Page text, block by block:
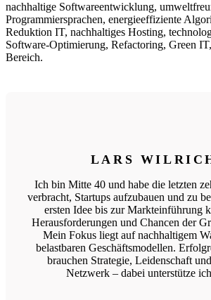
nachhaltige Softwareentwicklung,
Programmiersprachen, energieeffiziente
Reduktion IT, nachhaltiges Hosting,
Software-Optimierung, Refactoring, Green
Bereich.
LARS
Ich bin Mitte 40 und habe die letzten
verbracht, Startups aufzubauen und zu
ersten Idee bis zur Markteinführung
Herausforderungen und Chancen der
Mein Fokus liegt auf nachhaltigem
belastbaren Geschäftsmodellen.
brauchen Strategie, Leidenschaft
Netzwerk – dabei unterstütze